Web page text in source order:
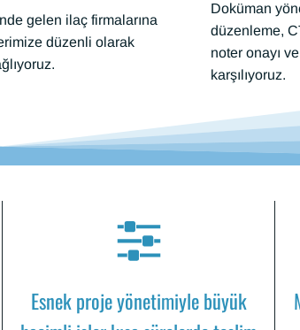
gelen ilaç firmalarına
düzenli olarak
Doküman
düzenleme,
noter onayı
karşılıyoruz.
Esnek proje yönetimiyle büyük